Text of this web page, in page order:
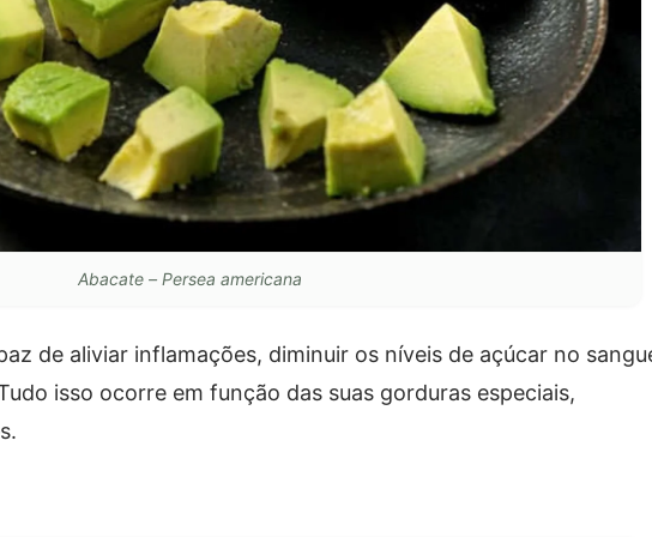
Abacate – Persea americana
de aliviar inflamações, diminuir os níveis de açúcar no
isso ocorre em função das suas gorduras especiais,